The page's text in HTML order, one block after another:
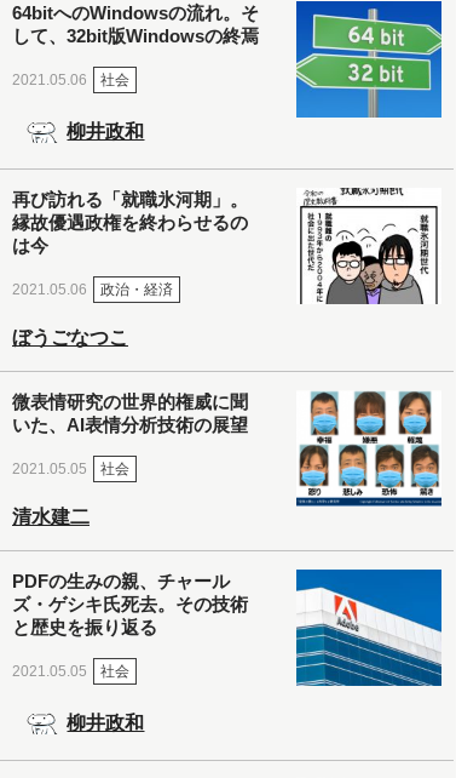
64bitへのWindowsの流れ。そ
して、32bit版Windowsの終焉
2021.05.06 社会
柳井政和
再び訪れる「就職氷河期」。
縁故優遇政権を終わらせるの
は今
2021.05.06 政治・経済
ぼうごなつこ
微表情研究の世界的権威に聞
いた、AI表情分析技術の展望
2021.05.05 社会
清水建二
PDFの生みの親、チャール
ズ・ゲシキ氏死去。その技術
と歴史を振り返る
2021.05.05 社会
柳井政和